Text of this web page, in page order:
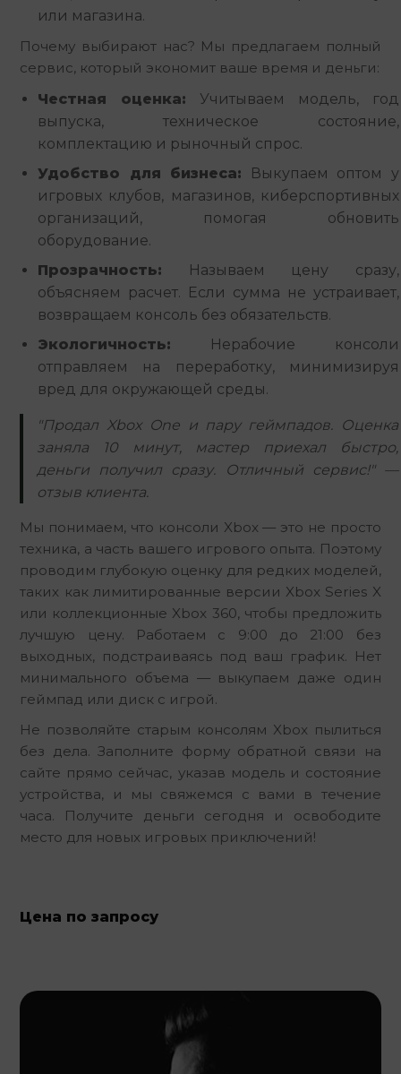
или магазина.
Почему выбирают нас? Мы предлагаем полный
сервис, который экономит ваше время и деньги:
Честная оценка: Учитываем модель, год
выпуска, техническое состояние,
комплектацию и рыночный спрос.
Удобство для бизнеса: Выкупаем оптом у
игровых клубов, магазинов, киберспортивных
организаций, помогая обновить
оборудование.
Прозрачность: Называем цену сразу,
объясняем расчет. Если сумма не устраивает,
возвращаем консоль без обязательств.
Экологичность: Нерабочие консоли
отправляем на переработку, минимизируя
вред для окружающей среды.
"Продал Xbox One и пару геймпадов. Оценка
заняла 10 минут, мастер приехал быстро,
деньги получил сразу. Отличный сервис!" —
отзыв клиента.
Мы понимаем, что консоли Xbox — это не просто
техника, а часть вашего игрового опыта. Поэтому
проводим глубокую оценку для редких моделей,
таких как лимитированные версии Xbox Series X
или коллекционные Xbox 360, чтобы предложить
лучшую цену. Работаем с 9:00 до 21:00 без
выходных, подстраиваясь под ваш график. Нет
минимального объема — выкупаем даже один
геймпад или диск с игрой.
Не позволяйте старым консолям Xbox пылиться
без дела. Заполните форму обратной связи на
сайте прямо сейчас, указав модель и состояние
устройства, и мы свяжемся с вами в течение
часа. Получите деньги сегодня и освободите
место для новых игровых приключений!
Цена по запросу